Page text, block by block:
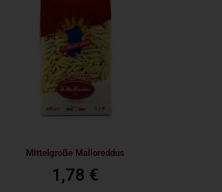
Mittelgroße Malloreddus
1,78 €